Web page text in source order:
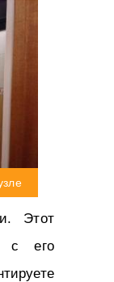
Этот
с его